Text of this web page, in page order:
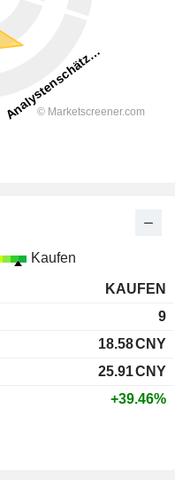
Kaufen
KAUFEN
9
18.58CNY
25.91CNY
+39.46%